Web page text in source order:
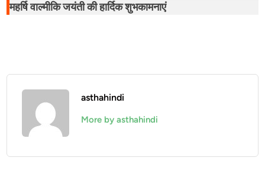
महर्षि वाल्मीकि जयंती की हार्दिक शुभकामनाएं
asthahindi
More by asthahindi